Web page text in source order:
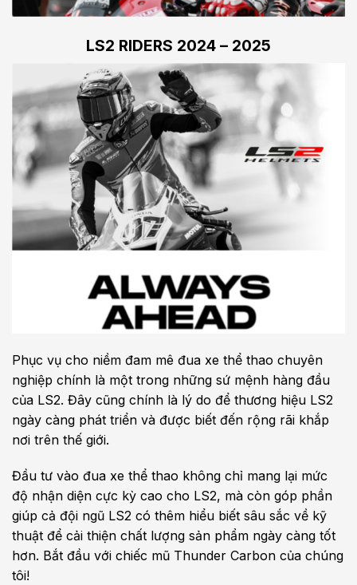
LS2 RIDERS 2024 – 2025
Phục vụ cho niềm đam mê đua xe thể thao chuyên
nghiệp chính là một trong những sứ mệnh hàng đầu
của LS2. Đây cũng chính là lý do để thương hiệu LS2
ngày càng phát triển và được biết đến rộng rãi khắp
nơi trên thế giới.
Đầu tư vào đua xe thể thao không chỉ mang lại mức
độ nhận diện cực kỳ cao cho LS2, mà còn góp phần
giúp cả đội ngũ LS2 có thêm hiểu biết sâu sắc về kỹ
thuật để cải thiện chất lượng sản phẩm ngày càng tốt
hơn. Bắt đầu với chiếc mũ Thunder Carbon của chúng
tôi!